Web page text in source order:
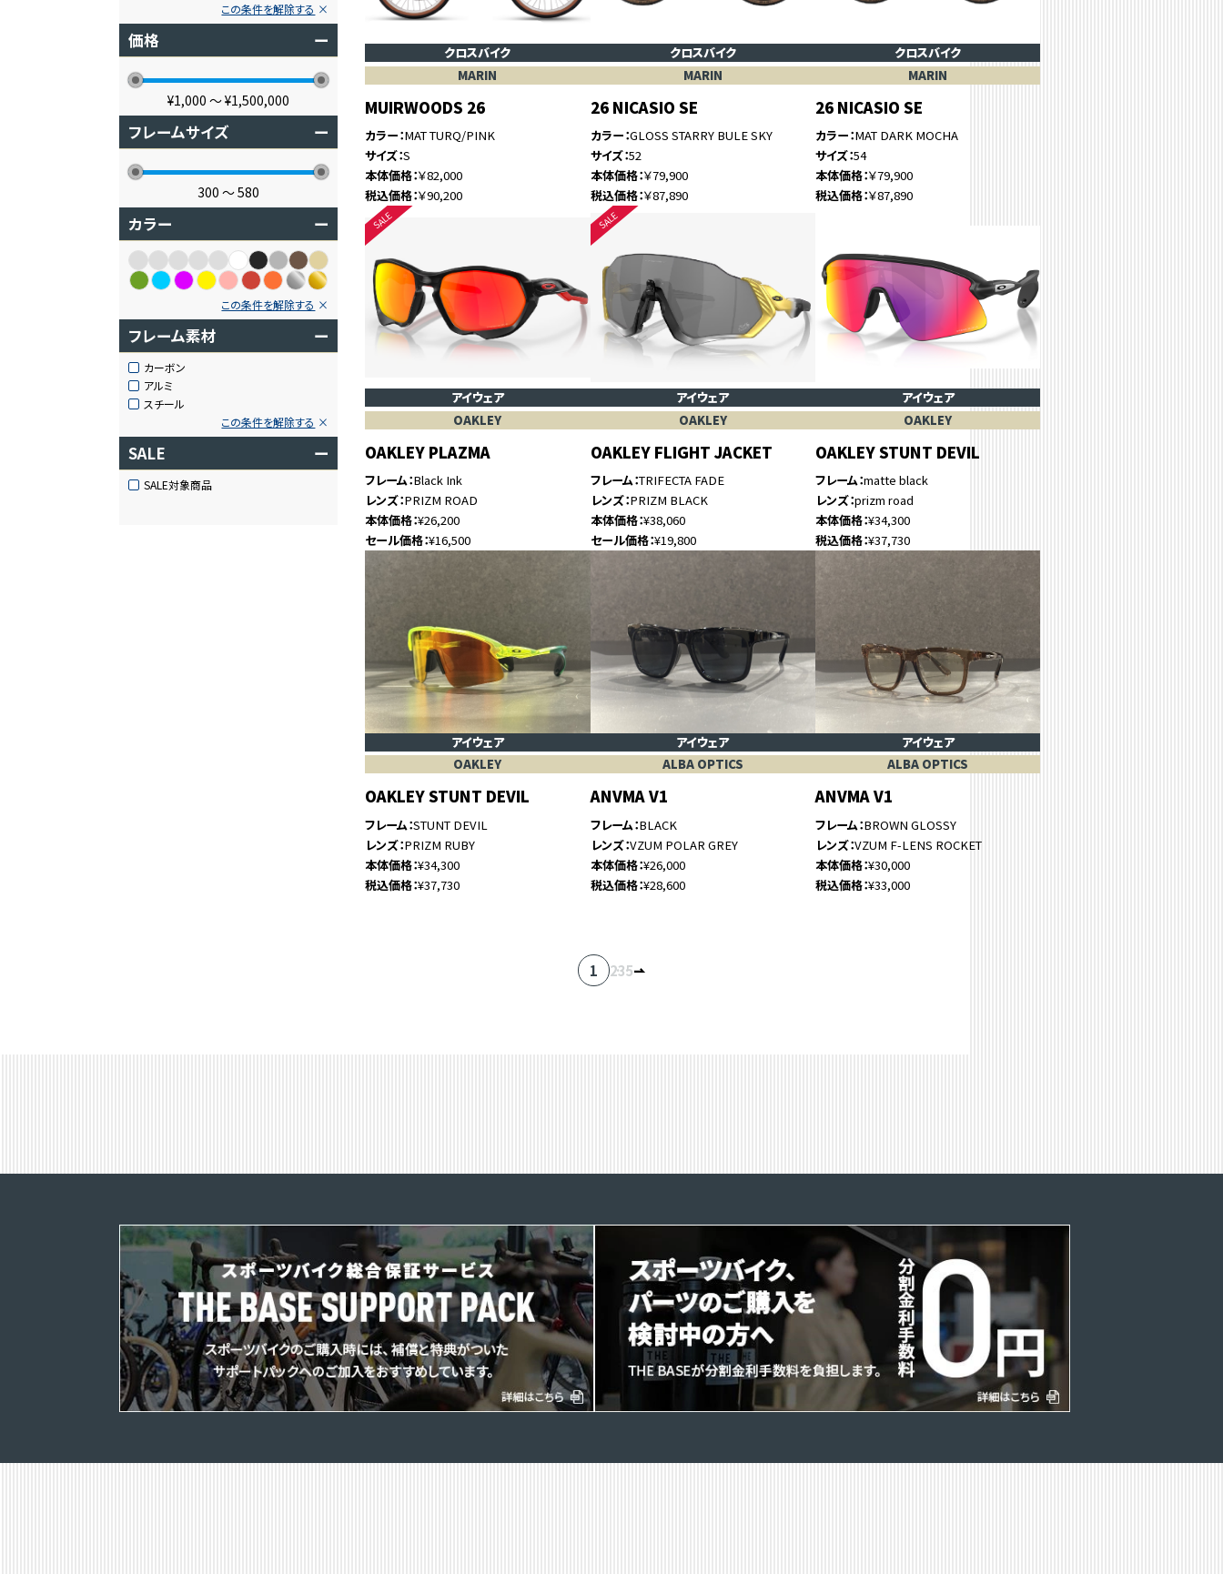
この条件を解除する
価格 ー
¥1,000 〜¥1,500,000
フレームサイズ ー
300 〜580
カラー ー
この条件を解除する
フレーム素材 ー
カーボン
アルミ
スチール
この条件を解除する
SALE ー
SALE対象商品
クロスバイク
MARIN
MUIRWOODS 26
カラー MAT TURQ/PINK
サイズ S
本体価格 ￥82,000
税込価格 ￥90,200
クロスバイク
MARIN
26 NICASIO SE
カラー GLOSS STARRY BULE SKY
サイズ 52
本体価格 ￥79,900
税込価格 ￥87,890
クロスバイク
MARIN
26 NICASIO SE
カラー MAT DARK MOCHA
サイズ 54
本体価格 ￥79,900
税込価格 ￥87,890
アイウェア
OAKLEY
OAKLEY PLAZMA
フレーム Black Ink
レンズ PRIZM ROAD
本体価格 ¥26,200
セール価格 ¥16,500
アイウェア
OAKLEY
OAKLEY FLIGHT JACKET
フレーム TRIFECTA FADE
レンズ PRIZM BLACK
本体価格 ¥38,060
セール価格 ¥19,800
アイウェア
OAKLEY
OAKLEY STUNT DEVIL
フレーム matte black
レンズ prizm road
本体価格 ¥34,300
税込価格 ¥37,730
アイウェア
OAKLEY
OAKLEY STUNT DEVIL
フレーム STUNT DEVIL
レンズ PRIZM RUBY
本体価格 ¥34,300
税込価格 ¥37,730
アイウェア
ALBA OPTICS
ANVMA V1
フレーム BLACK
レンズ VZUM POLAR GREY
本体価格 ¥26,000
税込価格 ¥28,600
アイウェア
ALBA OPTICS
ANVMA V1
フレーム BROWN GLOSSY
レンズ VZUM F-LENS ROCKET
本体価格 ¥30,000
税込価格 ¥33,000
1 23
…5